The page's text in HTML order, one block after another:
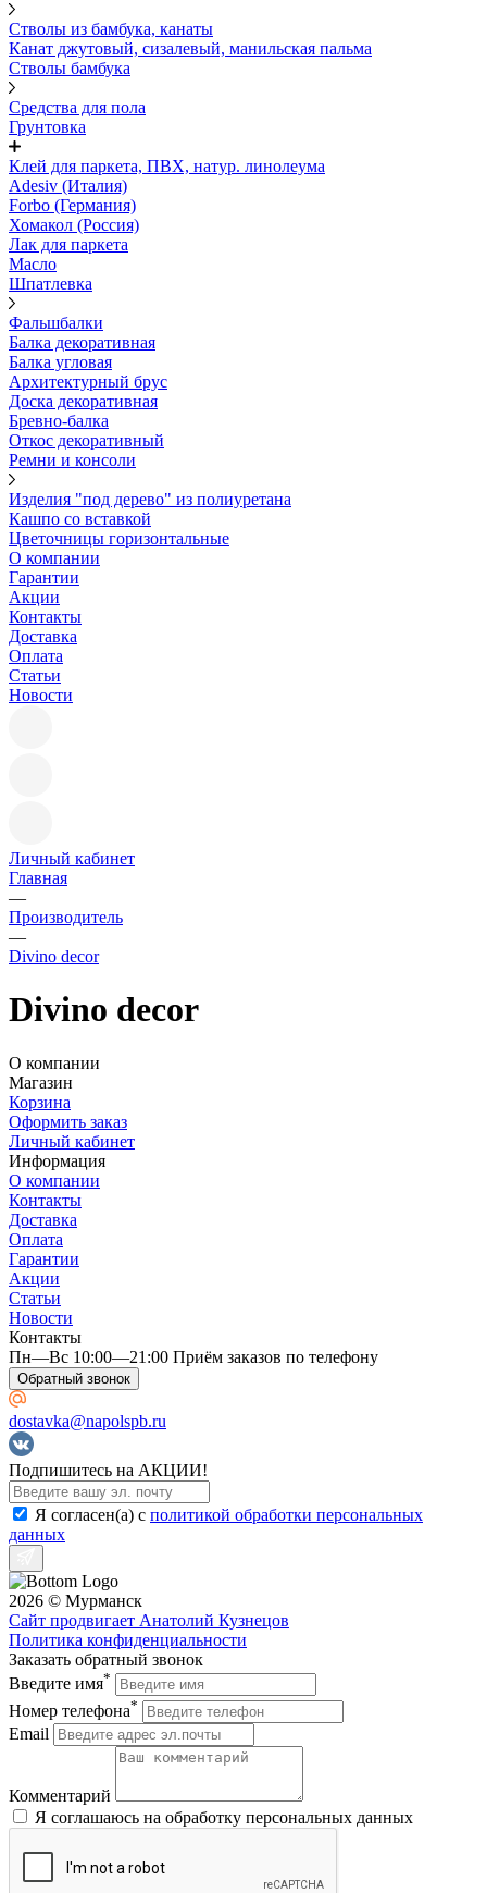
Стволы из бамбука, канаты
Канат джутовый, сизалевый, манильская пальма
Стволы бамбука
Средства для пола
Грунтовка
Клей для паркета, ПВХ, натур. линолеума
Adesiv (Италия)
Forbo (Германия)
Хомакол (Россия)
Лак для паркета
Масло
Шпатлевка
Фальшбалки
Балка декоративная
Балка угловая
Архитектурный брус
Доска декоративная
Бревно-балка
Откос декоративный
Ремни и консоли
Изделия "под дерево" из полиуретана
Кашпо со вставкой
Цветочницы горизонтальные
О компании
Гарантии
Акции
Контакты
Доставка
Оплата
Статьи
Новости
Личный кабинет
Главная
—
Производитель
—
Divino decor
Divino decor
О компании
Магазин
Корзина
Оформить заказ
Личный кабинет
Информация
О компании
Контакты
Доставка
Оплата
Гарантии
Акции
Статьи
Новости
Контакты
Пн—Вс 10:00—21:00 Приём заказов по телефону
Обратный звонок
dostavka@napolspb.ru
Подпишитесь на АКЦИИ!
Я согласен(a) с политикой обработки персональных
данных
2026 © Мурманск
Сайт продвигает Анатолий Кузнецов
Политика конфиденциальности
Заказать обратный звонок
Введите имя*
Номер телефона*
Email
Комментарий
Я соглашаюсь на обработку персональных данных